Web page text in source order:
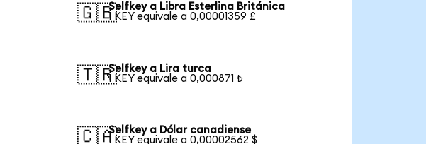
🇬🇧Selfkey a Libra Esterlina Británica
1 KEY equivale a 0,00001359 £
🇹🇷Selfkey a Lira turca
1 KEY equivale a 0,000871 ₺
🇨🇦Selfkey a Dólar canadiense
1 KEY equivale a 0,00002562 $